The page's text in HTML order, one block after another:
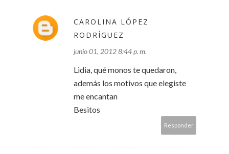
CAROLINA LÓPEZ
RODRÍGUEZ
junio 01, 2012 8:44 p. m.
Lidia, qué monos te quedaron,
además los motivos que elegiste
me encantan
Besitos
Responder